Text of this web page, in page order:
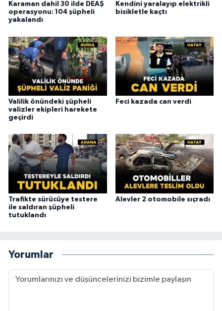
Karaman dahil 30 ilde DEAŞ
operasyonu: 104 şüpheli
yakalandı
Kendini yaralayıp elektrikli
bisikletle kaçtı
Valilik önündeki şüpheli
valizler ekipleri harekete
geçirdi
Feci kazada can verdi
Trafikte sürücüye testere
ile saldıran şüpheli
tutuklandı
Alevler 2 otomobile sıçradı
Yorumlar